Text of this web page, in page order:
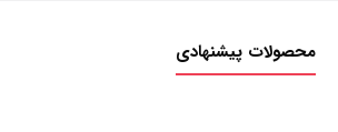
محصولات پیشنهادی